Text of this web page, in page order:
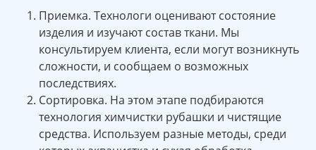
Приемка. Технологи оценивают состояние
изделия и изучают состав ткани. Мы
консультируем клиента, если могут возникнуть
сложности, и сообщаем о возможных
последствиях.
Сортировка. На этом этапе подбираются
технология химчистки рубашки и чистящие
средства. Используем разные методы, среди